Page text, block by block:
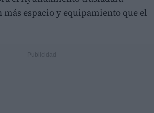
más espacio y equipamiento que el